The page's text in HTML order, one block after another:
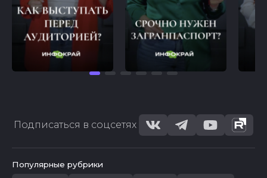
Подписаться в соцсетях
Популярные рубрики